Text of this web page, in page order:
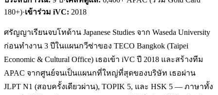
180+)·เข้าร่วม iVC: 2018
ศรัญญาเรียนจบโทด้าน Japanese Studies จาก Waseda University
ก่อนทำงาน 3 ปีในแผนกวีซ่าของ TECO Bangkok (Taipei
Economic & Cultural Office) เธอเข้า iVC ปี 2018 และสร้างทีม
APAC จากศูนย์จนเป็นแผนกที่ใหญ่ที่สุดของบริษัท เธอผ่าน
JLPT N1 (สอบครั้งเดียวผ่าน), TOPIK 5, และ HSK 5 — ภาษาทั้ง